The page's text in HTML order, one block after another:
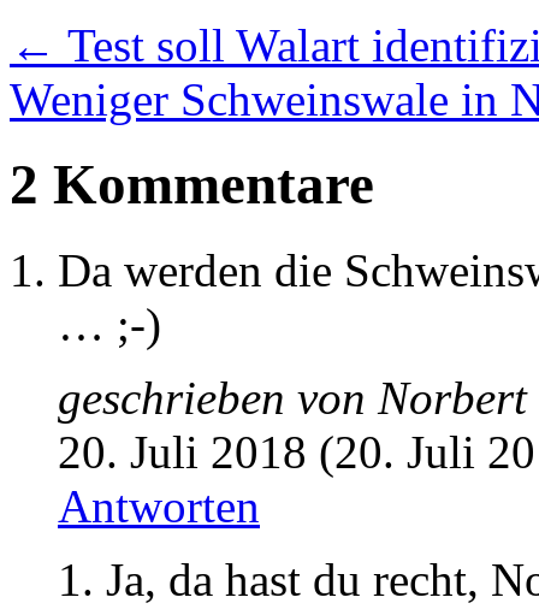
← Test soll Walart
Weniger Schweinswale in
2 Kommentare
Da werden die
… ;-)
geschrieben von Norbert
20. Juli 2018 (20. Juli
Antworten
Ja, da hast du recht,